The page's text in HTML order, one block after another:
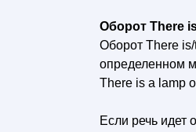
Оборот There
Оборот There is/
определенном
There is a lamp
Если речь идет